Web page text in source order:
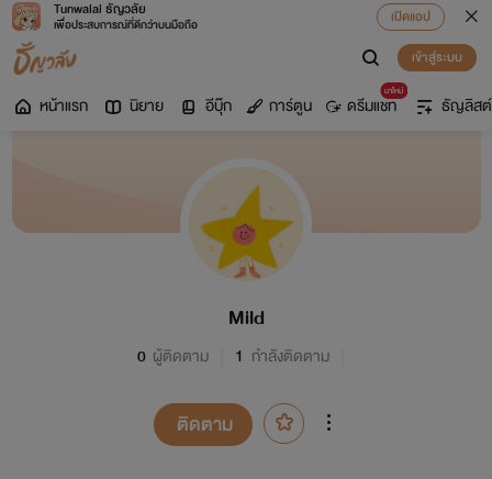
Tunwalai ธัญวลัย
เพื่อประสบการณ์ที่ดีกว่าบนมือถือ
เปิดแอป
เข้าสู่ระบบ
หน้าแรก นิยาย อีบุ๊ก การ์ตูน
มาใหม่
ดรีมแชท ธัญลิสต์
Mild
0 ผู้ติดตาม 1 กำลังติดตาม
ติดตาม